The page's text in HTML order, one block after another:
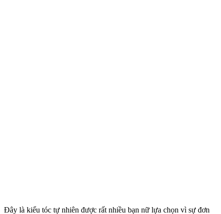
Đây là kiểu tóc tự nhiên được rất nhiều bạn nữ lựa chọn vì sự đơn